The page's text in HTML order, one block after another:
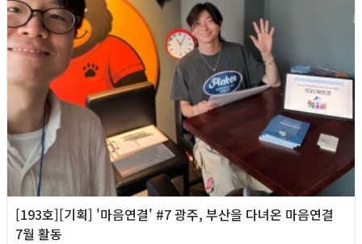
[193호][기획] '마음연결' #7 광주, 부산을 다녀온 마음연결
7월 활동